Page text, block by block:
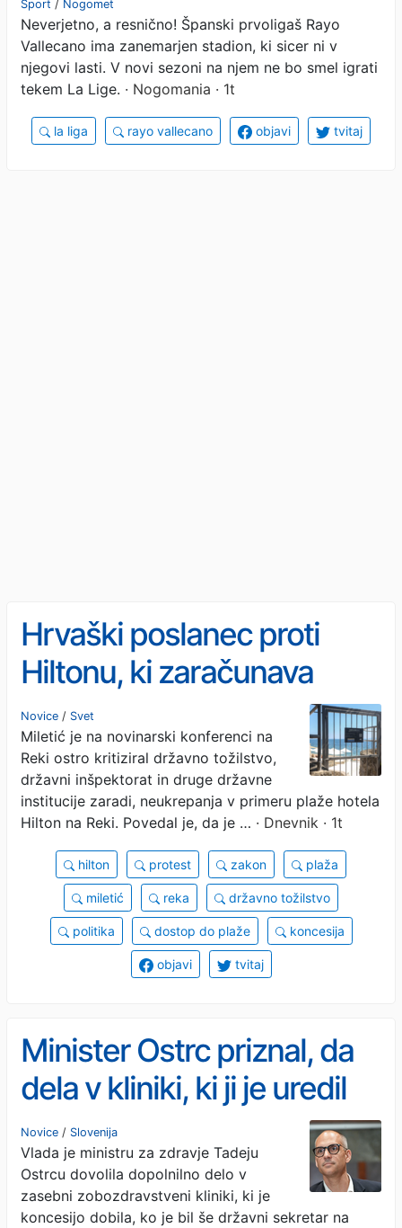
Zanikrn objekt je poln
smeti in podgan!
Šport / Nogomet
Neverjetno, a resnično! Španski prvoligaš Rayo
Vallecano ima zanemarjen stadion, ki sicer ni v
njegovi lasti. V novi sezoni na njem ne bo smel igrati
tekem La Lige. · Nogomania · 1t
la liga rayo vallecano objavi tvitaj
Hrvaški poslanec proti
Hiltonu, ki zaračunava
plažo: »Naslednjič pridem
s 300 Rečani«
Novice / Svet
Miletić je na novinarski konferenci na
Reki ostro kritiziral državno tožilstvo,
državni inšpektorat in druge državne
institucije zaradi, neukrepanja v primeru plaže hotela
Hilton na Reki. Povedal je, da je … · Dnevnik · 1t
hilton protest zakon plaža
miletić reka državno tožilstvo
politika dostop do plaže koncesija
objavi tvitaj
Minister Ostrc priznal, da
dela v kliniki, ki ji je uredil
koncesijo
Novice / Slovenija
Vlada je ministru za zdravje Tadeju
Ostrcu dovolila dopolnilno delo v
zasebni zobozdravstveni kliniki, ki je
koncesijo dobila, ko je bil še državni sekretar na